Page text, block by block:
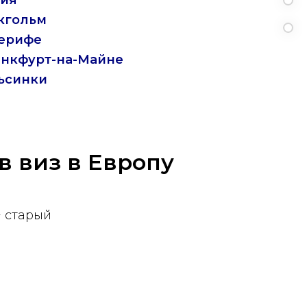
на-Майне
виз в Европу
старый